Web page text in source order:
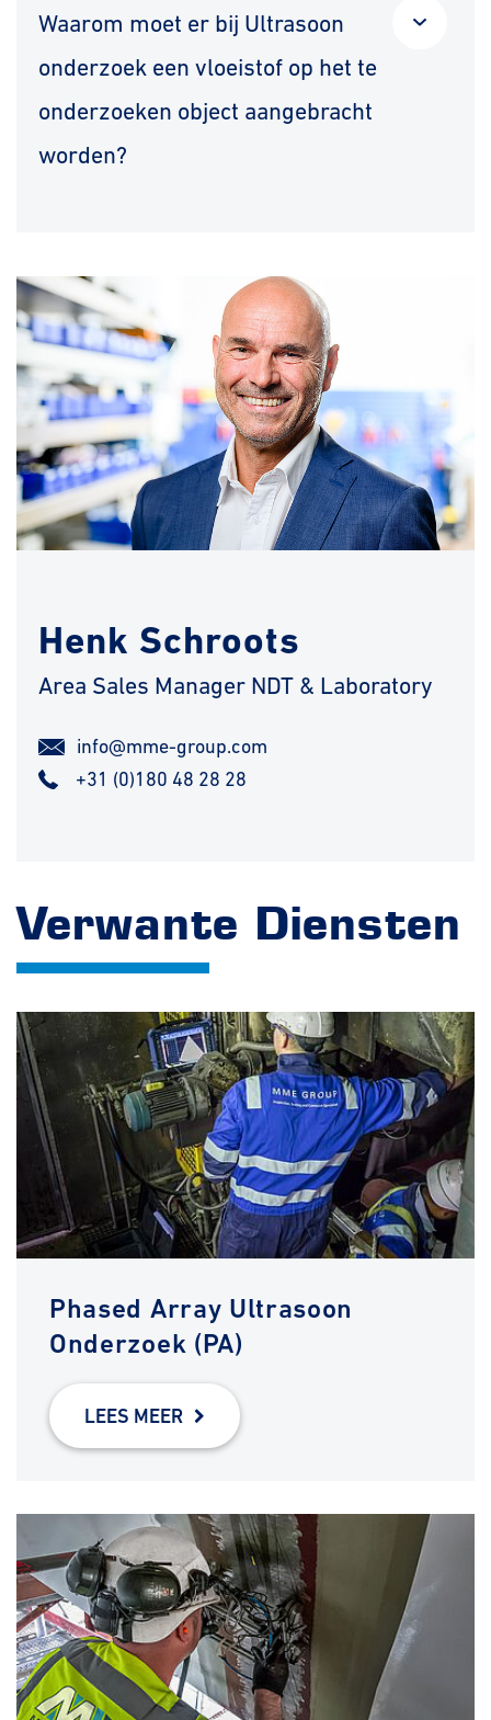
Waarom moet er bij Ultrasoon
onderzoek een vloeistof op het te
onderzoeken object aangebracht
worden?
Henk Schroots
Area Sales Manager NDT & Laboratory
info@mme-group.com
+31 (0)180 48 28 28
Verwante Diensten
Phased Array Ultrasoon
Onderzoek (PA)
LEES MEER